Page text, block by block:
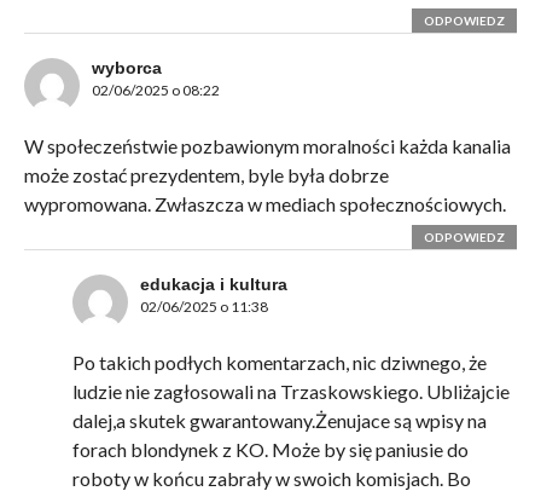
ODPOWIEDZ
wyborca
02/06/2025 o 08:22
W społeczeństwie pozbawionym moralności każda kanalia
może zostać prezydentem, byle była dobrze
wypromowana. Zwłaszcza w mediach społecznościowych.
ODPOWIEDZ
edukacja i kultura
02/06/2025 o 11:38
Po takich podłych komentarzach, nic dziwnego, że
ludzie nie zagłosowali na Trzaskowskiego. Ubliżajcie
dalej,a skutek gwarantowany.Żenujace są wpisy na
forach blondynek z KO. Może by się paniusie do
roboty w końcu zabrały w swoich komisjach. Bo